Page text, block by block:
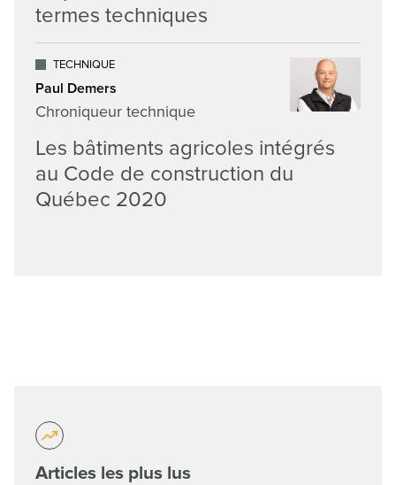
termes techniques
TECHNIQUE
Paul Demers
Chroniqueur technique
Les bâtiments agricoles intégrés
au Code de construction du
Québec 2020
Articles les plus lus